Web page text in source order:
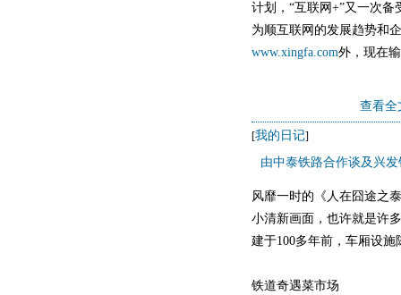
计划，“互联网+”又一次备
为顺互联网的发展趋势和
www.xingfa.com外，现在
查看全
[我的日记]
由中泰铁路合作谈及兴
风靡一时的《人在囧途之
小清新画面，也许就是许
建于100多年前，车厢设
铁道奇遇菜市场